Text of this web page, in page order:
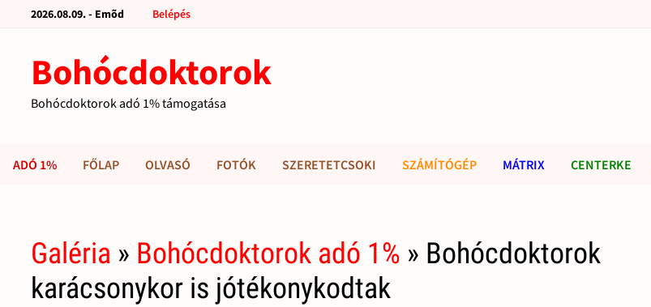
2026.08.09. - Emõd Belépés
Bohócdoktorok
Bohócdoktorok adó 1% támogatása
ADÓ 1% FŐLAP OLVASÓ FOTÓK SZERETETCSOKI SZÁMÍTÓGÉP MÁTRIX CENTERKE
Galéria » Bohócdoktorok adó 1% » Bohócdoktorok
karácsonykor is jótékonykodtak